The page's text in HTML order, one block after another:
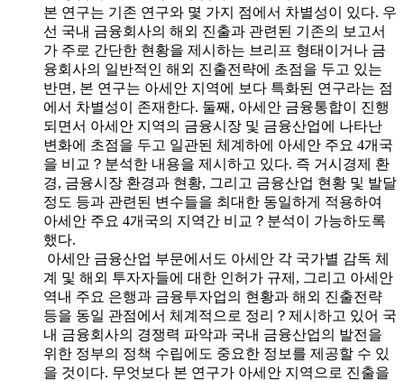
본 연구는 기존 연구와 몇 가지 점에서 차별성이 있다. 우
선 국내 금융회사의 해외 진출과 관련된 기존의 보고서
가 주로 간단한 현황을 제시하는 브리프 형태이거나 금
융회사의 일반적인 해외 진출전략에 초점을 두고 있는
반면, 본 연구는 아세안 지역에 보다 특화된 연구라는 점
에서 차별성이 존재한다. 둘째, 아세안 금융통합이 진행
되면서 아세안 지역의 금융시장 및 금융산업에 나타난
변화에 초점을 두고 일관된 체계하에 아세안 주요 4개국
을 비교？분석한 내용을 제시하고 있다. 즉 거시경제 환
경, 금융시장 환경과 현황, 그리고 금융산업 현황 및 발달
정도 등과 관련된 변수들을 최대한 동일하게 적용하여
아세안 주요 4개국의 지역간 비교？분석이 가능하도록
했다.
아세안 금융산업 부문에서도 아세안 각 국가별 감독 체
계 및 해외 투자자들에 대한 인허가 규제, 그리고 아세안
역내 주요 은행과 금융투자업의 현황과 해외 진출전략
등을 동일 관점에서 체계적으로 정리？제시하고 있어 국
내 금융회사의 경쟁력 파악과 국내 금융산업의 발전을
위한 정부의 정책 수립에도 중요한 정보를 제공할 수 있
을 것이다. 무엇보다 본 연구가 아세안 지역으로 진출을